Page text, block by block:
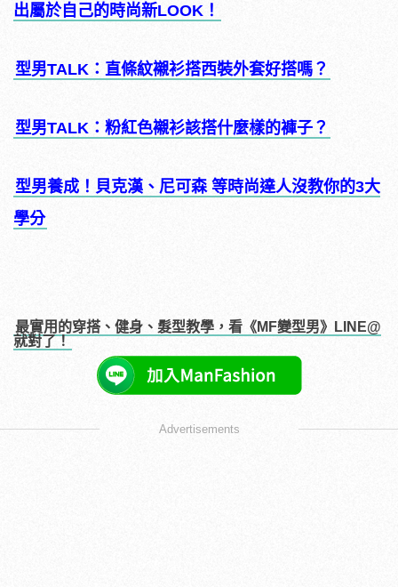
出屬於自己的時尚新LOOK！
型男TALK：直條紋襯衫搭西裝外套好搭嗎？
型男TALK：粉紅色襯衫該搭什麼樣的褲子？
型男養成！貝克漢、尼可森 等時尚達人沒教你的3大
學分
最實用的穿搭、健身、髮型教學，看《MF變型男》LINE@
就對了！
Advertisements